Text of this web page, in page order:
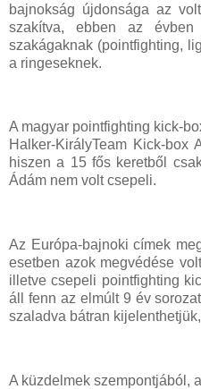
bajnokság újdonsága az
szakítva, ebben az
szakágaknak (pointfighting,
a ringeseknek.
A magyar pointfighting kick-
Halker-KirályTeam Kick-box
hiszen a 15 fős keretből
Ádám nem volt csepeli.
Az Európa-bajnoki címek
esetben azok megvédése
illetve csepeli pointfighting
áll fenn az elmúlt 9 év
szaladva bátran
A küzdelmek szempontjából,